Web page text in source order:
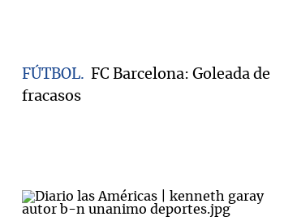
FÚTBOL
FC Barcelona: Goleada de
fracasos